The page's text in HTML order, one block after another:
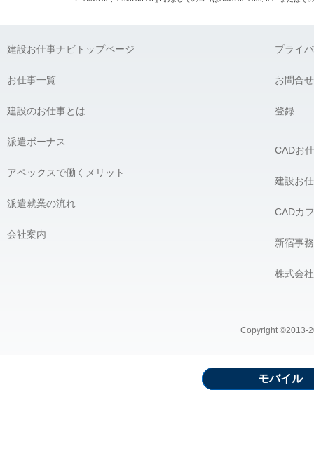
建設お仕事ナビトップページ
お仕事一覧
建設のお仕事とは
派遣ボーナス
アペックスで働くメリット
派遣就業の流れ
会社案内
プライ
お問合せ
登録
CADお
建設お
CADカ
新宿事
株式会
Copyright ©2013-
モバイル